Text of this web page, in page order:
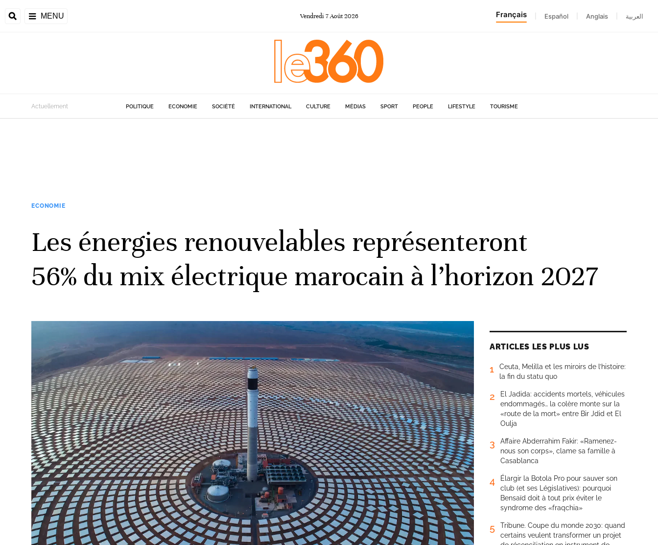
MENU Vendredi 7Août 2026 Français Español Anglais العربية
Actuellement POLITIQUE ECONOMIE SOCIÉTÉ INTERNATIONAL CULTURE MÉDIAS SPORT PEOPLE LIFESTYLE TOURISME
ECONOMIE
Les énergies renouvelables représenteront
56% du mix électrique marocain à l’horizon 2027
ARTICLES LES PLUS LUS
1
Ceuta, Melilla et les miroirs de l’histoire:
la fin du statu quo
2
El Jadida: accidents mortels, véhicules
endommagés… la colère monte sur la
«route de la mort» entre Bir Jdid et El
Oulja
3
Affaire Abderrahim Fakir: «Ramenez-
nous son corps», clame sa famille à
Casablanca
4
Élargir la Botola Pro pour sauver son
club (et ses Législatives): pourquoi
Bensaïd doit à tout prix éviter le
syndrome des «fraqchia»
5
Tribune. Coupe du monde 2030: quand
certains veulent transformer un projet